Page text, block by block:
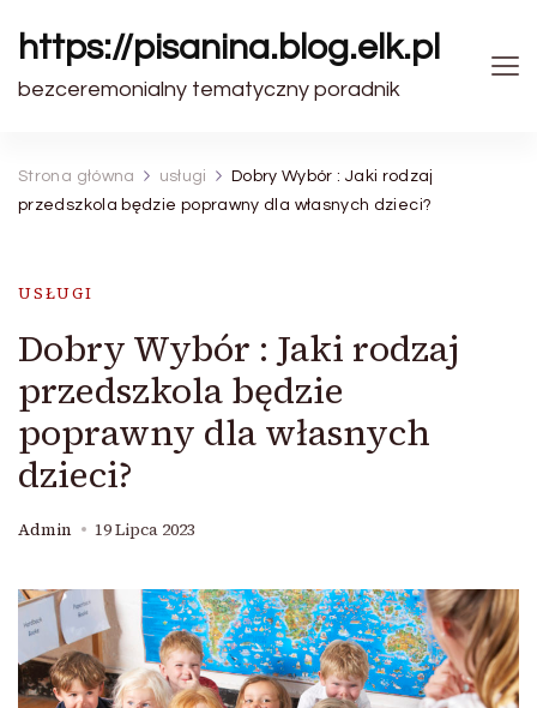
https://pisanina.blog.elk.pl
bezceremonialny tematyczny poradnik
Strona główna usługi
Dobry Wybór : Jaki rodzaj
przedszkola będzie poprawny dla własnych dzieci?
USŁUGI
Dobry Wybór : Jaki rodzaj
przedszkola będzie
poprawny dla własnych
dzieci?
Admin 19 Lipca 2023